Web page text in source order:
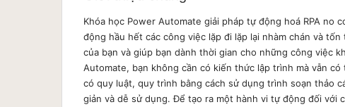
Khóa học Power Automate giải pháp tự động hoá RPA no
động hầu hết các công việc lặp đi lặp lại nhàm chán và
của bạn và giúp bạn dành thời gian cho những công việc
Automate, bạn không cần có kiến thức lập trình mà vẫn
có quy luật, quy trình bằng cách sử dụng trình soạn thảo
giản và dễ sử dụng. Để tạo ra một hành vi tự động đối với